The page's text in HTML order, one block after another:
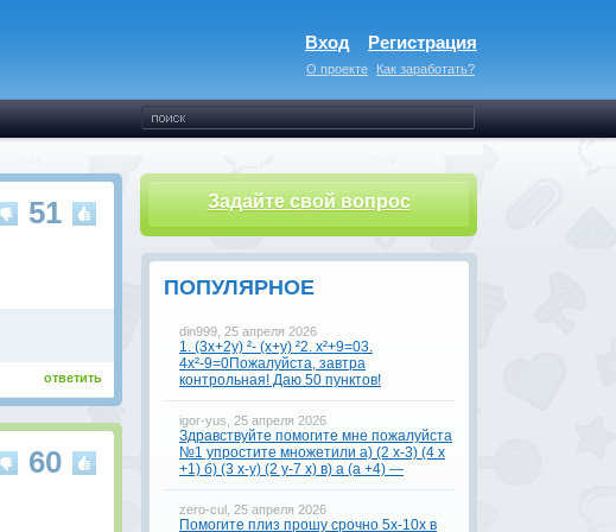
Вход Регистрация
О проекте Как заработать?
51
ответить
60
Задайте свой вопрос
ПОПУЛЯРНОЕ
din999, 25 апреля 2026
1. (3x+2y) ²- (x+y) ²2. x²+9=03.
4x²-9=0Пожалуйста, завтра
контрольная! Даю 50 пунктов!
igor-yus, 25 апреля 2026
Здравствуйте помогите мне пожалуйста
№1 упростите множетили а) (2 х-3) (4 х
+1) б) (3 х-у) (2 у-7 х) в) а (а +4) —
zero-cul, 25 апреля 2026
Помогите плиз прошу срочно 5x-10x в